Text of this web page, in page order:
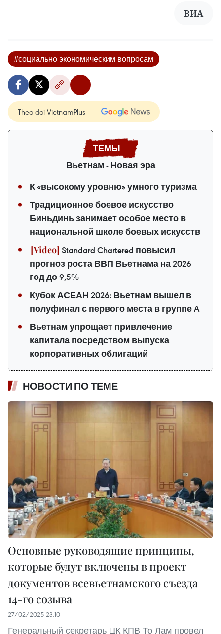
ВИА
#социально-экономическим вопросам
Theo dõi VietnamPlus
Вьетнам - Новая эра
К «высокому уровню» умного туризма
Традиционное боевое искусство
Биньдинь занимает особое место в
национальной школе боевых искусств
Standard Chartered повысил
прогноз роста ВВП Вьетнама на 2026
год до 9,5%
Кубок АСЕАН 2026: Вьетнам вышел в
полуфинал с первого места в группе A
Вьетнам упрощает привлечение
капитала посредством выпуска
корпоративных облигаций
НОВОСТИ ПО ТЕМЕ
Основные руководящие принципы,
которые будут включены в проект
документов всевьетнамского съезда
14-го созыва
27/02/2025 23:10
Генеральный секретарь ЦК КПВ То Лам провел